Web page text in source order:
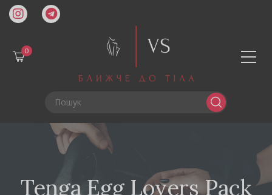
0
Tenga Egg Lovers Pack